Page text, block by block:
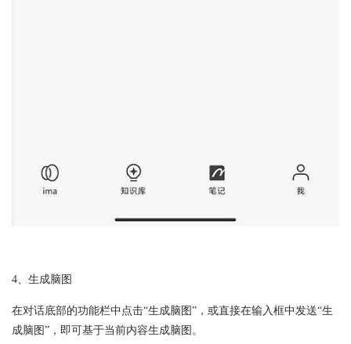
4、生成脑图
在对话底部的功能栏中点击“生成脑图”，或直接在输入框中发送“生
成脑图”，即可基于当前内容生成脑图。